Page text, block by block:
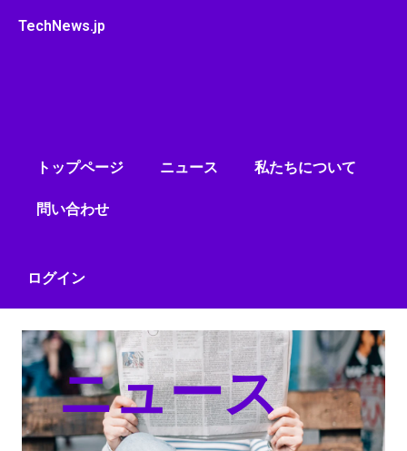
TechNews.jp
トップページ ニュース 私たちについて
問い合わせ
ログイン
ニュース